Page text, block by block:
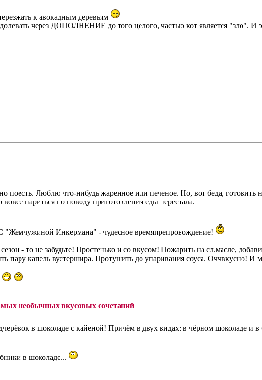
к авокадным деревьям
через ДОПОЛНЕНИЕ до того целого, частью кот является
поесть. Люблю что-нибудь жаренное или печеное. Но, вот беда, готовить
париться по поводу приготовления еды перестала.
"Жемчужиной Инкермана" - чудесное времяпрепровождение!
- то не забудьте! Простенько и со вкусом! Пожарить на сл.масле,
пару капель вустершира. Протушить до упаривания соуса. Оччвкусно! И
необычных вкусовых сочетаний
в шоколаде с кайеной! Причём в двух видах: в чёрном шоколаде и в
в шоколаде...